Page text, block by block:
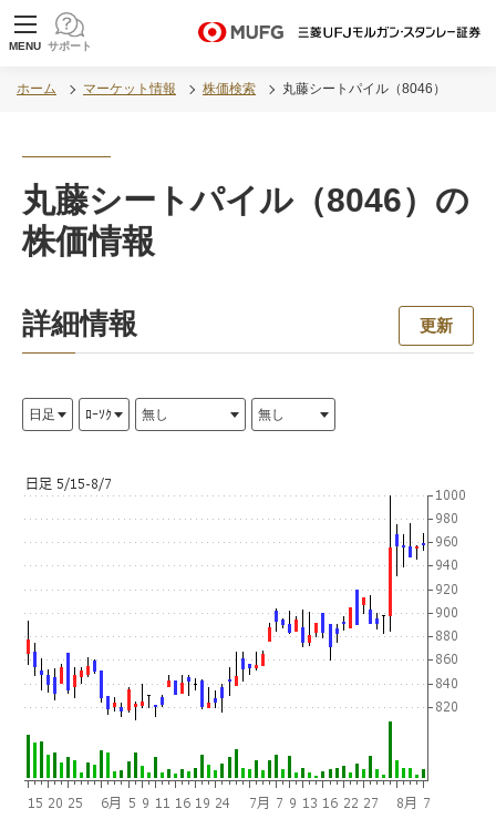
MUFG 世界が進むチカラになる。 三菱ＵＦＪモル
MENU サポート
ホーム マーケット情報 株価検索 丸藤シートパイル（8046）
丸藤シートパイル（8046）の
株価情報
詳細情報 更新